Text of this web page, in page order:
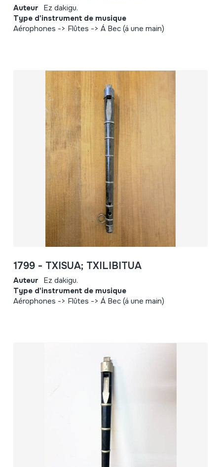
Auteur Ez dakigu.
Type d'instrument de musique
Aérophones -> Flûtes -> Á Bec (á une main)
1799 - TXISUA; TXILIBITUA
Auteur Ez dakigu.
Type d'instrument de musique
Aérophones -> Flûtes -> Á Bec (á une main)